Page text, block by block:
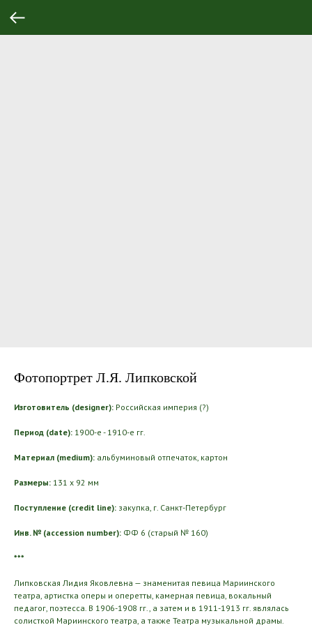
Фотопортрет Л.Я. Липковской
Изготовитель (designer): Российская империя (?)
Период (date): 1900-е - 1910-е гг.
Материал (medium): альбуминовый отпечаток, картон
Размеры: 131 х 92 мм
Поступление (credit line): закупка, г. Санкт-Петербург
Инв. № (accession number): ФФ 6 (старый № 160)
***
Липковская Лидия Яковлевна — знаменитая певица Мариинского
театра, артистка оперы и оперетты, камерная певица, вокальный
педагог, поэтесса. В 1906-1908 гг., а затем и в 1911-1913 гг. являлась
солисткой Мариинского театра, а также Театра музыкальной драмы.